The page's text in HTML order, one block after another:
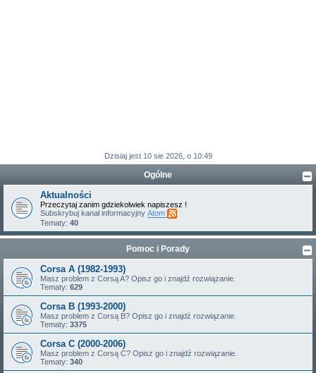
Dzisiaj jest 10 sie 2026, o 10:49
Ogólne
Aktualności
Przeczytaj zanim gdziekolwiek napiszesz !
Subskrybuj kanał informacyjny Atom
Tematy: 40
Pomoc i Porady
Corsa A (1982-1993)
Masz problem z Corsą A? Opisz go i znajdź rozwiązanie.
Tematy: 629
Corsa B (1993-2000)
Masz problem z Corsą B? Opisz go i znajdź rozwiązanie.
Tematy: 3375
Corsa C (2000-2006)
Masz problem z Corsą C? Opisz go i znajdź rozwiązanie.
Tematy: 340